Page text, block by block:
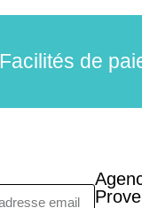
Facilités de